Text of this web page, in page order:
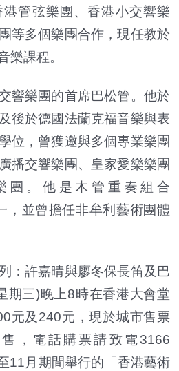
管弦樂團、香港小交響樂
等多個樂團合作，現任教於
樂課程。
響樂團的首席巴松管。他於
後於德國法蘭克福音樂與表
位，曾獲邀與多個專業樂團
播交響樂團、皇家愛樂樂團
團。他是木管重奏組合
，並曾擔任非牟利藝術團體
：許嘉晴與廖冬保長笛及巴
期三)晚上8時在香港大會堂
元及240元，現於城市售票
售，電話購票請致電3166
11月期間舉行的「香港藝術